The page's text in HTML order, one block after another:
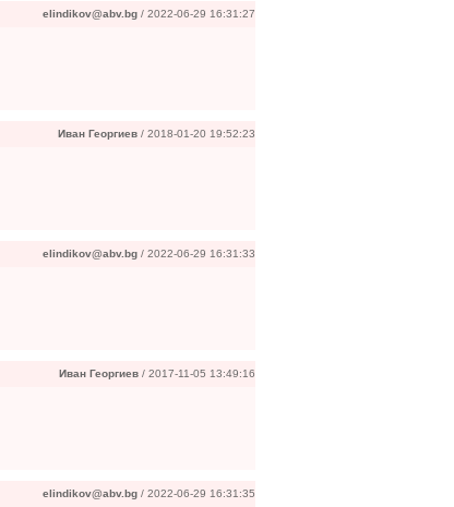
elindikov@abv.bg / 2022-06-29 16:31:27
Иван Георгиев / 2018-01-20 19:52:23
elindikov@abv.bg / 2022-06-29 16:31:33
Иван Георгиев / 2017-11-05 13:49:16
elindikov@abv.bg / 2022-06-29 16:31:35